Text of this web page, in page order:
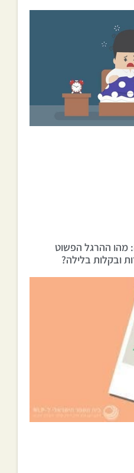
מהו ההרגל הפשוט
ובקלות בלילה?